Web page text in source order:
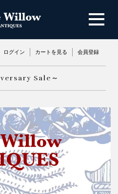
ログイン カートを見る 会員登録
Sale～